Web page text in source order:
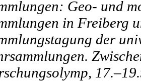
Geo- und
in Freiberg
der